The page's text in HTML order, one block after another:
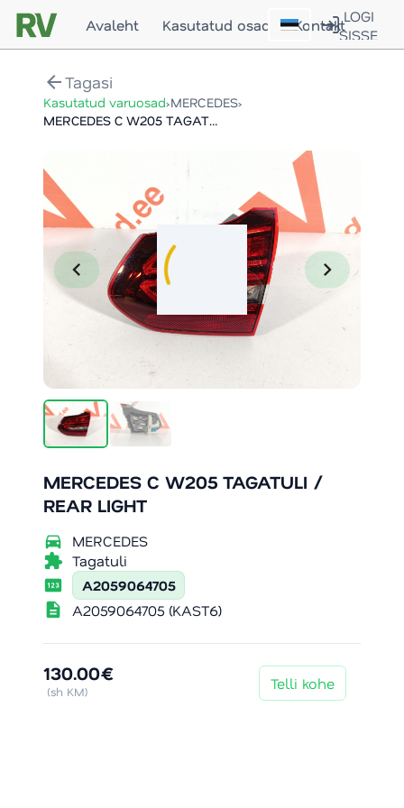
Avaleht Kasutatud osad KontaktLOGI
SISSE
arrow_backTagasi
Kasutatud varuosad›MERCEDES›
MERCEDES C W205 TAGATULI / REAR LIGHT
chevron_left chevron_right
MERCEDES C W205 TAGATULI /
REAR LIGHT
directions_car MERCEDES
extension Tagatuli
pin A2059064705
description A2059064705 (KAST6)
130.00€
(sh KM) Telli kohe